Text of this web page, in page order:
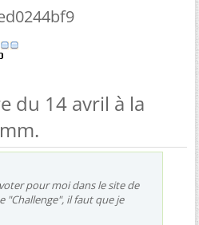
du 14 avril à la
pour moi dans le site de
"Challenge", il faut que je